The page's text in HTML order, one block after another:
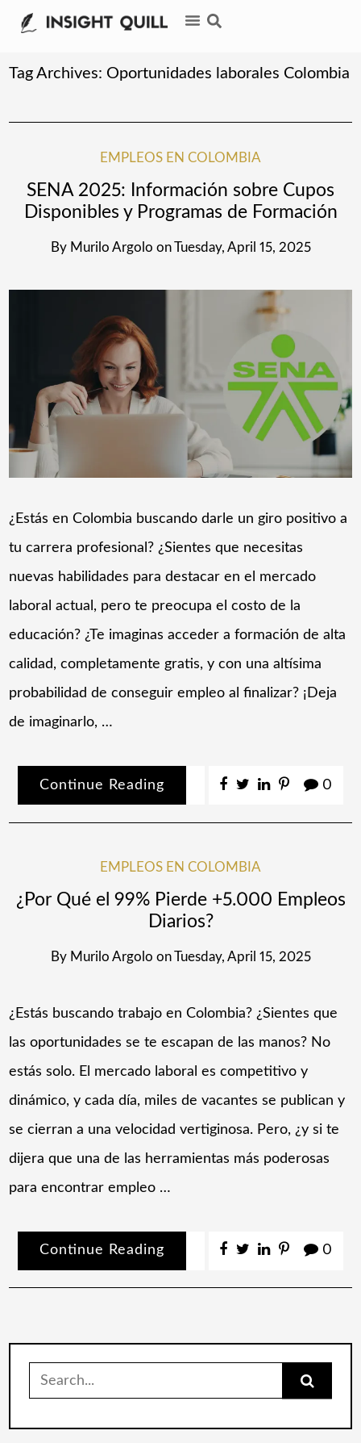
Tag Archives: Oportunidades laborales Colombia
EMPLEOS EN COLOMBIA
SENA 2025: Información sobre Cupos
Disponibles y Programas de Formación
By Murilo Argolo on Tuesday, April 15, 2025
¿Estás en Colombia buscando darle un giro positivo a
tu carrera profesional? ¿Sientes que necesitas
nuevas habilidades para destacar en el mercado
laboral actual, pero te preocupa el costo de la
educación? ¿Te imaginas acceder a formación de alta
calidad, completamente gratis, y con una altísima
probabilidad de conseguir empleo al finalizar? ¡Deja
de imaginarlo, …
Continue Reading 0
EMPLEOS EN COLOMBIA
¿Por Qué el 99% Pierde +5.000 Empleos
Diarios?
By Murilo Argolo on Tuesday, April 15, 2025
¿Estás buscando trabajo en Colombia? ¿Sientes que
las oportunidades se te escapan de las manos? No
estás solo. El mercado laboral es competitivo y
dinámico, y cada día, miles de vacantes se publican y
se cierran a una velocidad vertiginosa. Pero, ¿y si te
dijera que una de las herramientas más poderosas
para encontrar empleo …
Continue Reading 0